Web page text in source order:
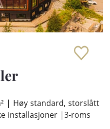
| Høy standard, storslått
installasjoner |3-roms